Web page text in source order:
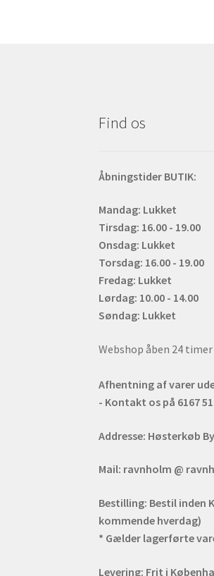
Find os
Åbningstider BUTIK:
Mandag: Lukket
Tirsdag: 16.00 - 19.00
Onsdag: Lukket
Torsdag: 16.00 - 19.00
Fredag: Lukket
Lørdag: 10.00 - 14.00
Søndag: Lukket
Webshop åben 24
Afhentning af varer
- Kontakt os på 6167
Addresse: Høsterkøb
Mail: ravnholm @
Bestilling: Bestil inden
kommende hverdag)
* Gælder lagerførte
Levering: Frit i